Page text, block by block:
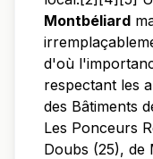
Montbéliard
d'où
respectant les
des Bâtiments
Les Ponceurs
Doubs (25),